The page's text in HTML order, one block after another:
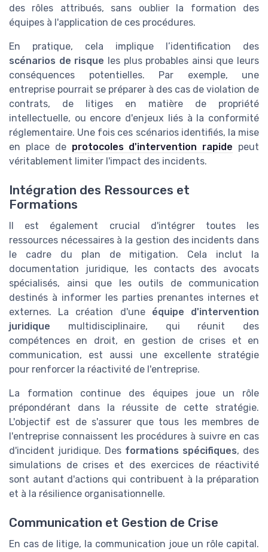
des rôles attribués, sans oublier la formation des
équipes à l'application de ces procédures.
En pratique, cela implique l’identification des
scénarios de risque les plus probables ainsi que leurs
conséquences potentielles. Par exemple, une
entreprise pourrait se préparer à des cas de violation de
contrats, de litiges en matière de propriété
intellectuelle, ou encore d'enjeux liés à la conformité
réglementaire. Une fois ces scénarios identifiés, la mise
en place de protocoles d'intervention rapide peut
véritablement limiter l'impact des incidents.
Intégration des Ressources et
Formations
Il est également crucial d'intégrer toutes les
ressources nécessaires à la gestion des incidents dans
le cadre du plan de mitigation. Cela inclut la
documentation juridique, les contacts des avocats
spécialisés, ainsi que les outils de communication
destinés à informer les parties prenantes internes et
externes. La création d'une équipe d'intervention
juridique multidisciplinaire, qui réunit des
compétences en droit, en gestion de crises et en
communication, est aussi une excellente stratégie
pour renforcer la réactivité de l'entreprise.
La formation continue des équipes joue un rôle
prépondérant dans la réussite de cette stratégie.
L'objectif est de s'assurer que tous les membres de
l'entreprise connaissent les procédures à suivre en cas
d'incident juridique. Des formations spécifiques, des
simulations de crises et des exercices de réactivité
sont autant d'actions qui contribuent à la préparation
et à la résilience organisationnelle.
Communication et Gestion de Crise
En cas de litige, la communication joue un rôle capital.